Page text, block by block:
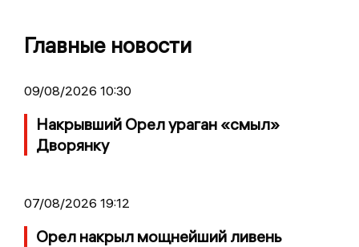
Главные новости
09/08/2026 10:30
Накрывший Орел ураган «смыл»
Дворянку
07/08/2026 19:12
Орел накрыл мощнейший ливень